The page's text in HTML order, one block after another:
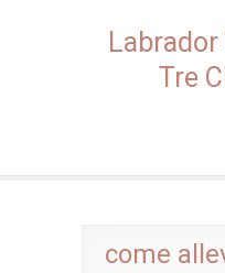
Tre
come